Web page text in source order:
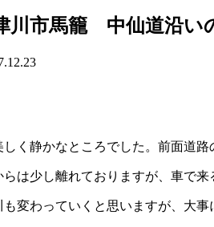
川市馬籠 中仙道沿い
く静かなところでした。前面道路
は少し離れておりますが、車で来
も変わっていくと思いますが、大事